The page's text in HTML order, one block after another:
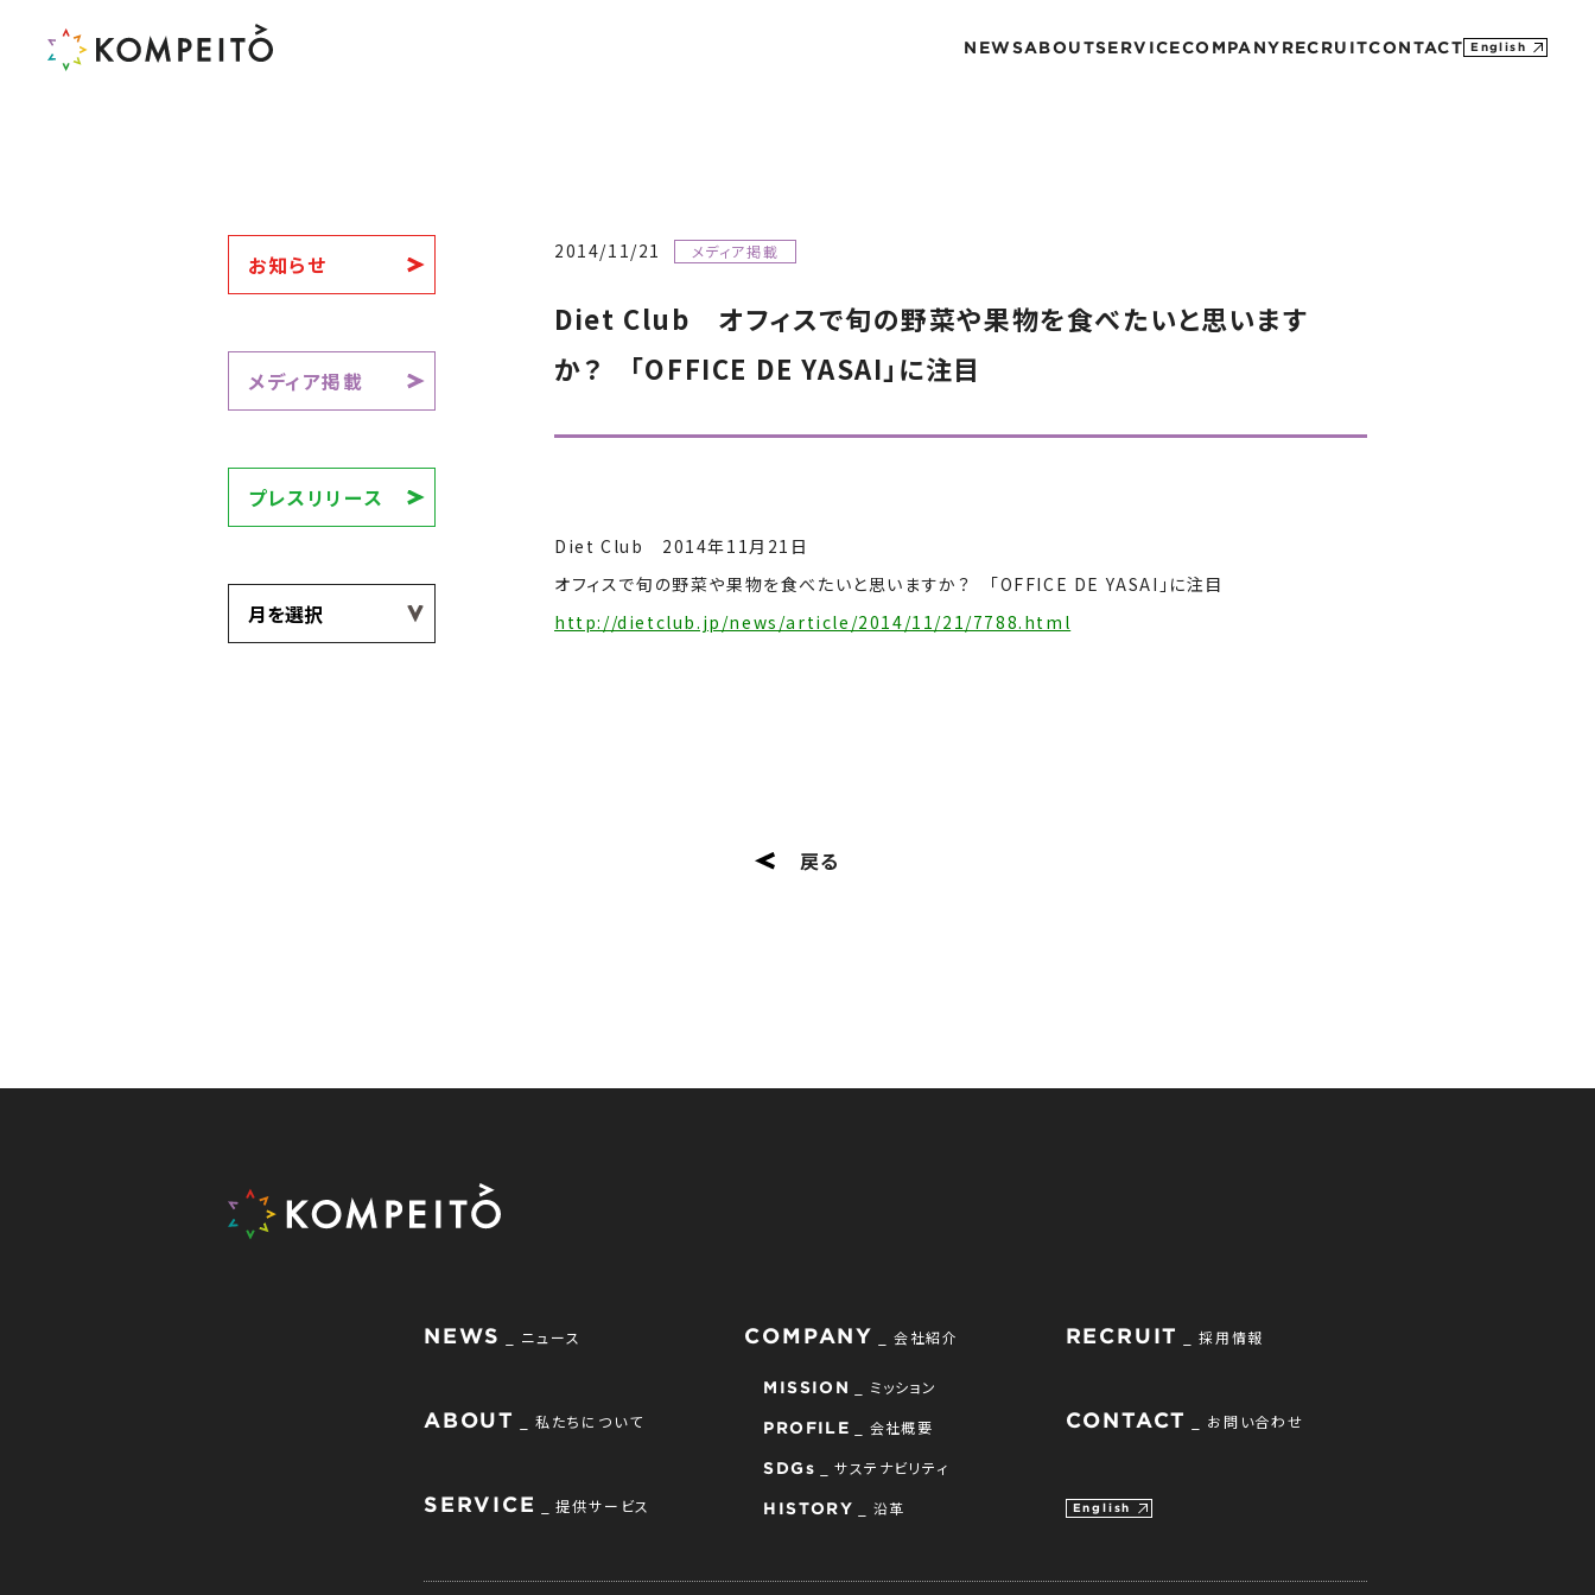
NEWSABOUTSERVICECOMPANY RECRUITCONTACT English
お知らせ
メディア掲載
プレスリリース
2014/11/21 メディア掲載
Diet Club オフィスで旬の野菜や果物を食べたいと思います
か？ 「OFFICE DE YASAI」に注目
Diet Club 2014年11月21日
オフィスで旬の野菜や果物を食べたいと思いますか？ 「OFFICE DE YASAI」に注目
http://dietclub.jp/news/article/2014/11/21/7788.html
戻る
NEWS ニュース
ABOUT 私たちについて
SERVICE 提供サービス
COMPANY 会社紹介
MISSION ミッション
PROFILE 会社概要
SDGs サステナビリティ
HISTORY 沿革
RECRUIT 採用情報
CONTACT お問い合わせ
English